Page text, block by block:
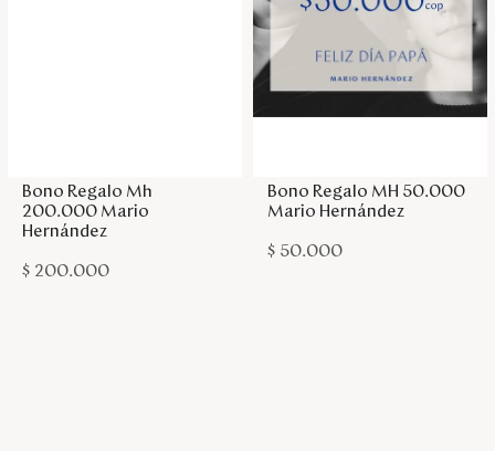
Bono Regalo Mh
200.000 Mario
Hernández
$ 200.000
Bono Regalo MH 50.000
Mario Hernández
$ 50.000